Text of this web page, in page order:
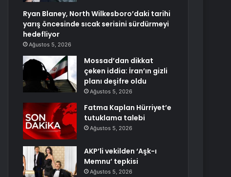
Ryan Blaney, North Wilkesboro’daki tarihi
yarış öncesinde sıcak serisini sürdürmeyi
hedefliyor
Ağustos 5, 2026
Mossad’dan dikkat
çeken iddia: İran’ın gizli
planı deşifre oldu
Ağustos 5, 2026
Fatma Kaplan Hürriyet’e
tutuklama talebi
Ağustos 5, 2026
AKP’li vekilden ‘Aşk-ı
Memnu’ tepkisi
Ağustos 5, 2026